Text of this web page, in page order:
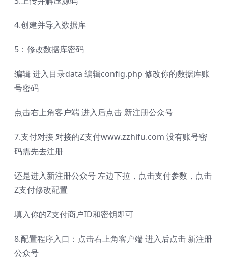
4.创建并导入数据库
5：修改数据库密码
编辑 进入目录data 编辑config.php 修改你的数据库账
号密码
点击右上角客户端 进入后点击 新注册公众号
7.支付对接 对接的Z支付www.zzhifu.com 没有账号密
码需先去注册
还是进入新注册公众号 左边下拉，点击支付参数，点击
Z支付修改配置
填入你的Z支付商户ID和密钥即可
8.配置程序入口：点击右上角客户端 进入后点击 新注册
公众号